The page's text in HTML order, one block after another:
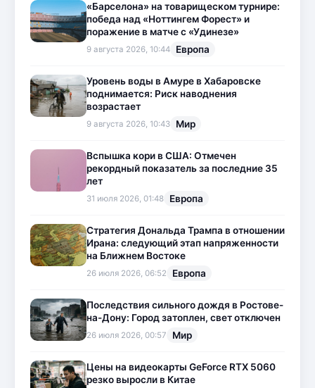
«Барселона» на товарищеском турнире:
победа над «Ноттингем Форест» и
поражение в матче с «Удинезе»
9 августа 2026, 10:44 Европа
Уровень воды в Амуре в Хабаровске
поднимается: Риск наводнения
возрастает
9 августа 2026, 10:43 Мир
Вспышка кори в США: Отмечен
рекордный показатель за последние 35
лет
31 июля 2026, 01:48 Европа
Стратегия Дональда Трампа в отношении
Ирана: следующий этап напряженности
на Ближнем Востоке
26 июля 2026, 06:52 Европа
Последствия сильного дождя в Ростове-
на-Дону: Город затоплен, свет отключен
26 июля 2026, 00:57 Мир
Цены на видеокарты GeForce RTX 5060
резко выросли в Китае